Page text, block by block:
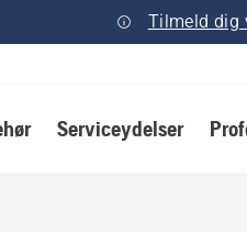
Tilmeld dig
Serviceydelser